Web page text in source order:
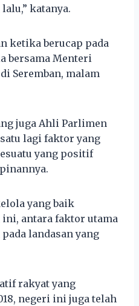
katanya.
ketika berucap pada
bersama Menteri
Seremban, malam
juga Ahli Parlimen
lagi faktor yang
yang positif
yang baik
antara faktor utama
landasan yang
rakyat yang
negeri ini juga telah